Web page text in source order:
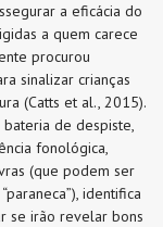
a eficácia do
a quem carece
procurou
sinalizar crianças
(Catts et al., 2015).
de despiste,
fonológica,
(que podem ser
identifica
se irão revelar bons